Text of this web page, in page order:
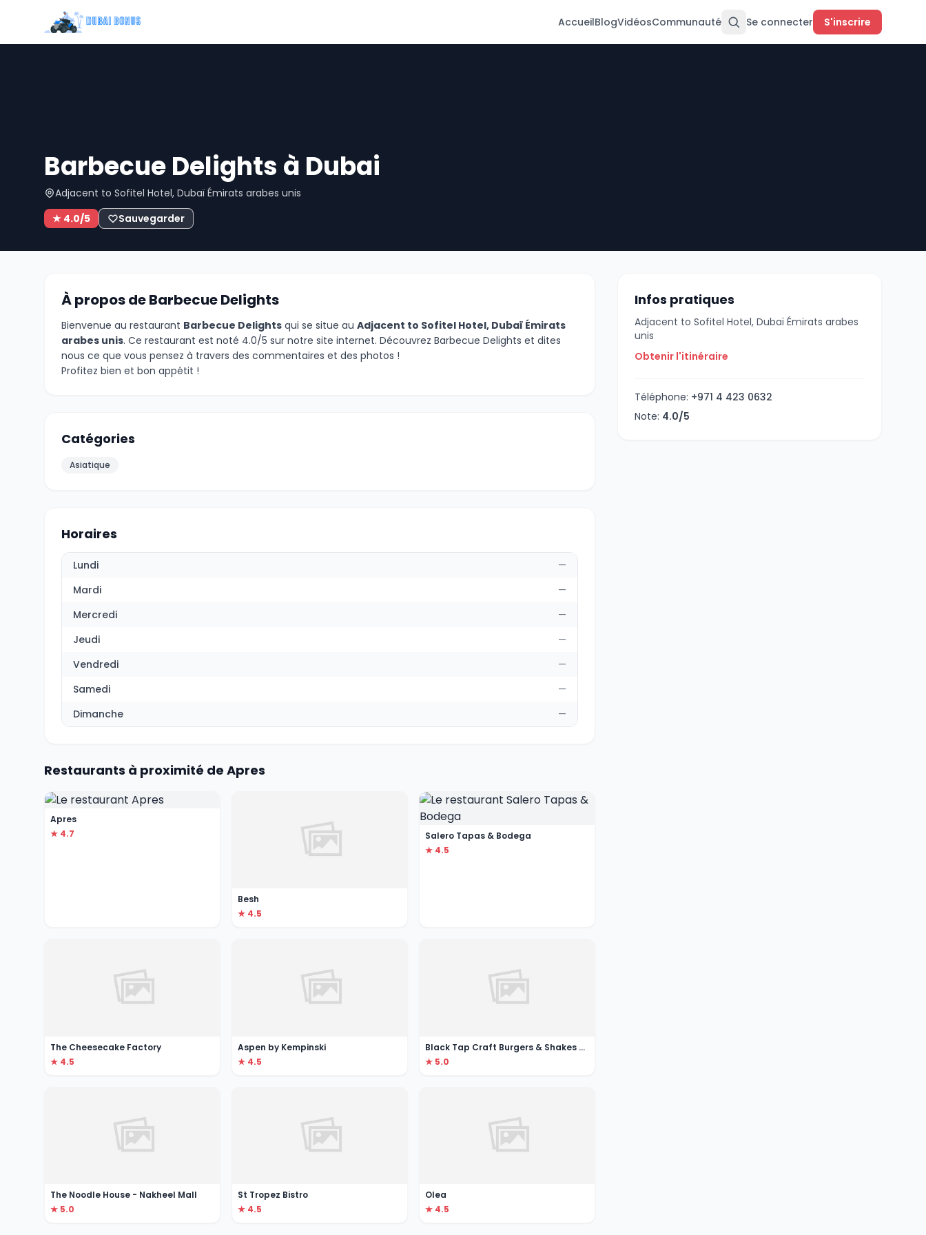
AccueilBlogVidéosCommunauté Se connecter S'inscrire
Barbecue Delights à Dubai
Adjacent to Sofitel Hotel, Dubaï Émirats arabes unis
★ 4.0/5
Sauvegarder
À propos de Barbecue Delights
Bienvenue au restaurant Barbecue Delights qui se situe au Adjacent to Sofitel Hotel, Dubaï Émirats
arabes unis. Ce restaurant est noté 4.0/5 sur notre site internet. Découvrez Barbecue Delights et dites
nous ce que vous pensez à travers des commentaires et des photos !
Profitez bien et bon appétit !
Catégories
Asiatique
Horaires
Lundi
—
Mardi
—
Mercredi
—
Jeudi
—
Vendredi
—
Samedi
—
Dimanche
—
Restaurants à proximité de Apres
Apres
★ 4.7
Besh
★ 4.5
Salero Tapas & Bodega
★ 4.5
The Cheesecake Factory
★ 4.5
Aspen by Kempinski
★ 4.5
Black Tap Craft Burgers & Shakes Mall of the Emirates
★ 5.0
The Noodle House - Nakheel Mall
★ 5.0
St Tropez Bistro
★ 4.5
Olea
★ 4.5
Infos pratiques
Adjacent to Sofitel Hotel, Dubaï Émirats arabes
unis
Obtenir l'itinéraire
Téléphone: +971 4 423 0632
Note: 4.0/5